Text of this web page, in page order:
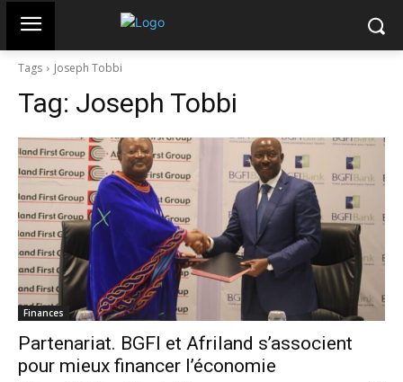
Tags Joseph Tobbi
Tag: Joseph Tobbi
Finances
Partenariat. BGFI et Afriland s’associent
pour mieux financer l’économie